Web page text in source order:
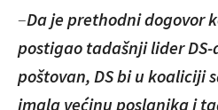
–Da je prethodni dogovor
postigao tadašnji lider DS-
poštovan, DS bi u koaliciji
imala većinu poslanika i